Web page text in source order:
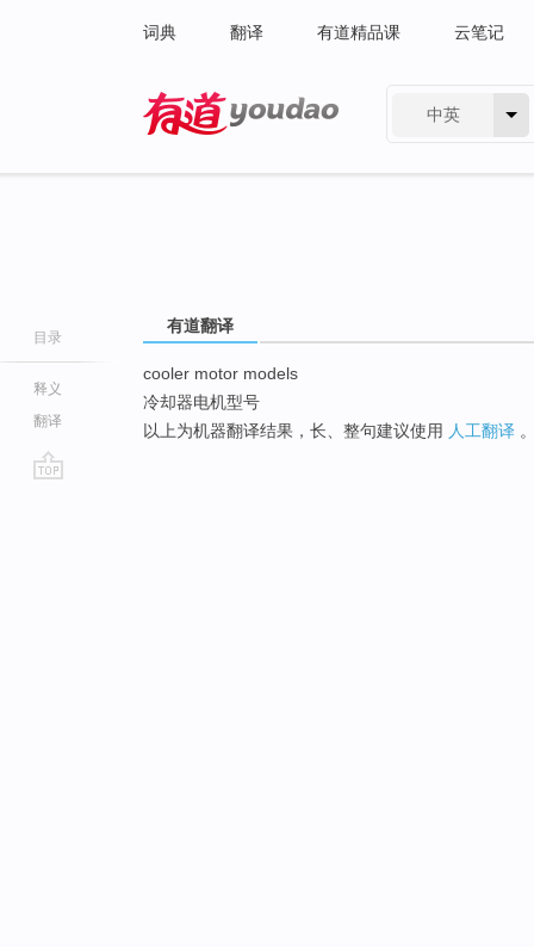
词典 翻译 有道精品课 云笔记
中英
目录
释义
翻译
有道翻译
cooler motor models
冷却器电机型号
以上为机器翻译结果，长、整句建议使用 人工翻译